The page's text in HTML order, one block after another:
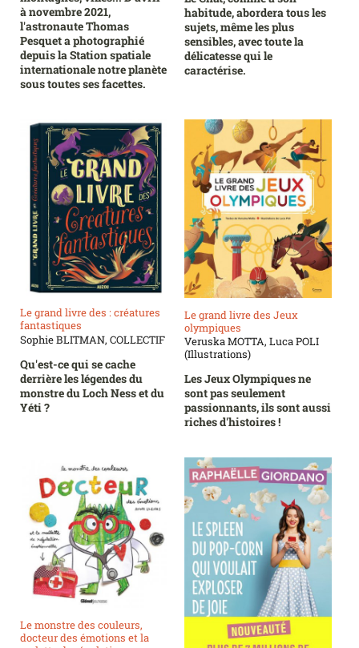
à novembre 2021,
l'astronaute Thomas
Pesquet a photographié
depuis la Station spatiale
internationale notre planète
sous toutes ses facettes.
habitude, abordera tous les
sujets, même les plus
sensibles, avec toute la
délicatesse qui le
caractérise.
Le grand livre des : créatures
fantastiques
Sophie BLITMAN, COLLECTIF
Qu'est-ce qui se cache
derrière les légendes du
monstre du Loch Ness et du
Yéti ?
Le grand livre des Jeux
olympiques
Veruska MOTTA, Luca POLI
(Illustrations)
Les Jeux Olympiques ne
sont pas seulement
passionnants, ils sont aussi
riches d'histoires !
Le monstre des couleurs,
docteur des émotions et la